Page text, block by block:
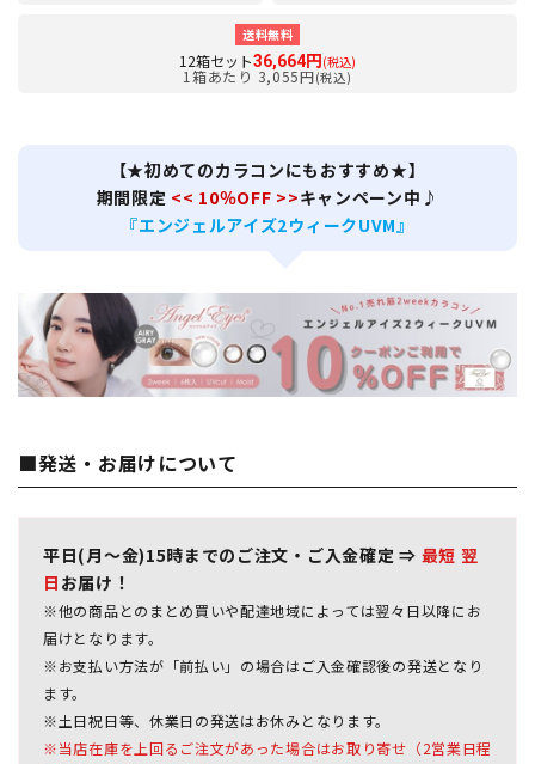
送料無料
12箱セット36,664円 (税込)
1箱あたり 3,055円(税込)
【★初めてのカラコンにもおすすめ★】
期間限定 << 10％OFF >>キャンペーン中♪
『エンジェルアイズ2ウィークUVM』
■発送・お届けについて
平日(月～金)15時までのご注文・ご入金確定 ⇒ 最短 翌
日 お届け！
※他の商品とのまとめ買いや配達地域によっては翌々日以降にお
届けとなります。
※お支払い方法が「前払い」の場合はご入金確認後の発送となり
ます。
※土日祝日等、休業日の発送はお休みとなります。
※当店在庫を上回るご注文があった場合はお取り寄せ（2営業日程